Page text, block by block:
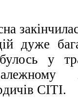
дуже
у
СІТІ.